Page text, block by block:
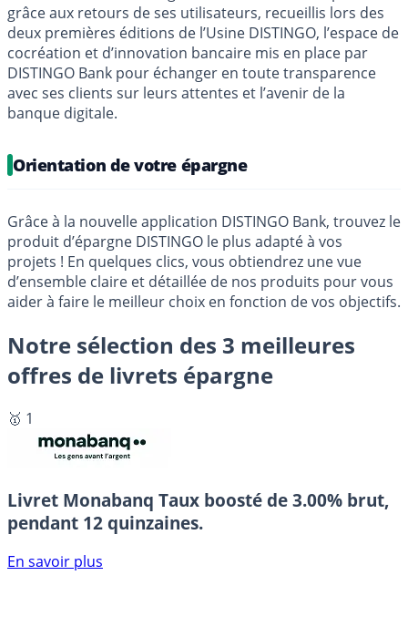
grâce aux retours de ses utilisateurs, recueillis lors des
deux premières éditions de l’Usine DISTINGO, l’espace de
cocréation et d’innovation bancaire mis en place par
DISTINGO Bank pour échanger en toute transparence
avec ses clients sur leurs attentes et l’avenir de la
banque digitale.
Orientation de votre épargne
Grâce à la nouvelle application DISTINGO Bank, trouvez le
produit d’épargne DISTINGO le plus adapté à vos
projets ! En quelques clics, vous obtiendrez une vue
d’ensemble claire et détaillée de nos produits pour vous
aider à faire le meilleur choix en fonction de vos objectifs.
Notre sélection des 3 meilleures
offres de livrets épargne
🥇 1
Livret Monabanq Taux boosté de 3.00% brut,
pendant 12 quinzaines.
En savoir plus